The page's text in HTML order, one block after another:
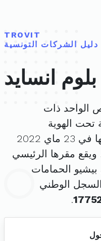
TROVIT
دليل الشركات التونسية
بلوم انسايد
الواحد ذات
تحت الهوية
. تم تأسيسها في 23 ماي 2022
ويقع مقرها الرئيسي
الحمامات
الوطني
.